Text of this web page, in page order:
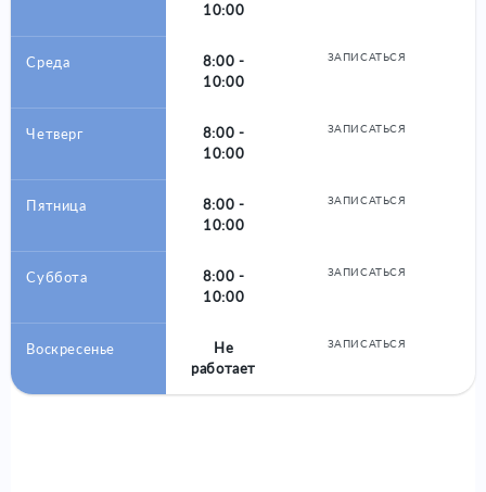
10:00
Среда
8:00 -
10:00
ЗАПИСАТЬСЯ
Четверг
8:00 -
10:00
ЗАПИСАТЬСЯ
Пятница
8:00 -
10:00
ЗАПИСАТЬСЯ
Суббота
8:00 -
10:00
ЗАПИСАТЬСЯ
Воскресенье
Не
работает
ЗАПИСАТЬСЯ